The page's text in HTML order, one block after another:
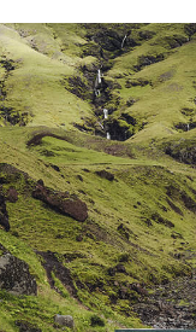
au milieu de